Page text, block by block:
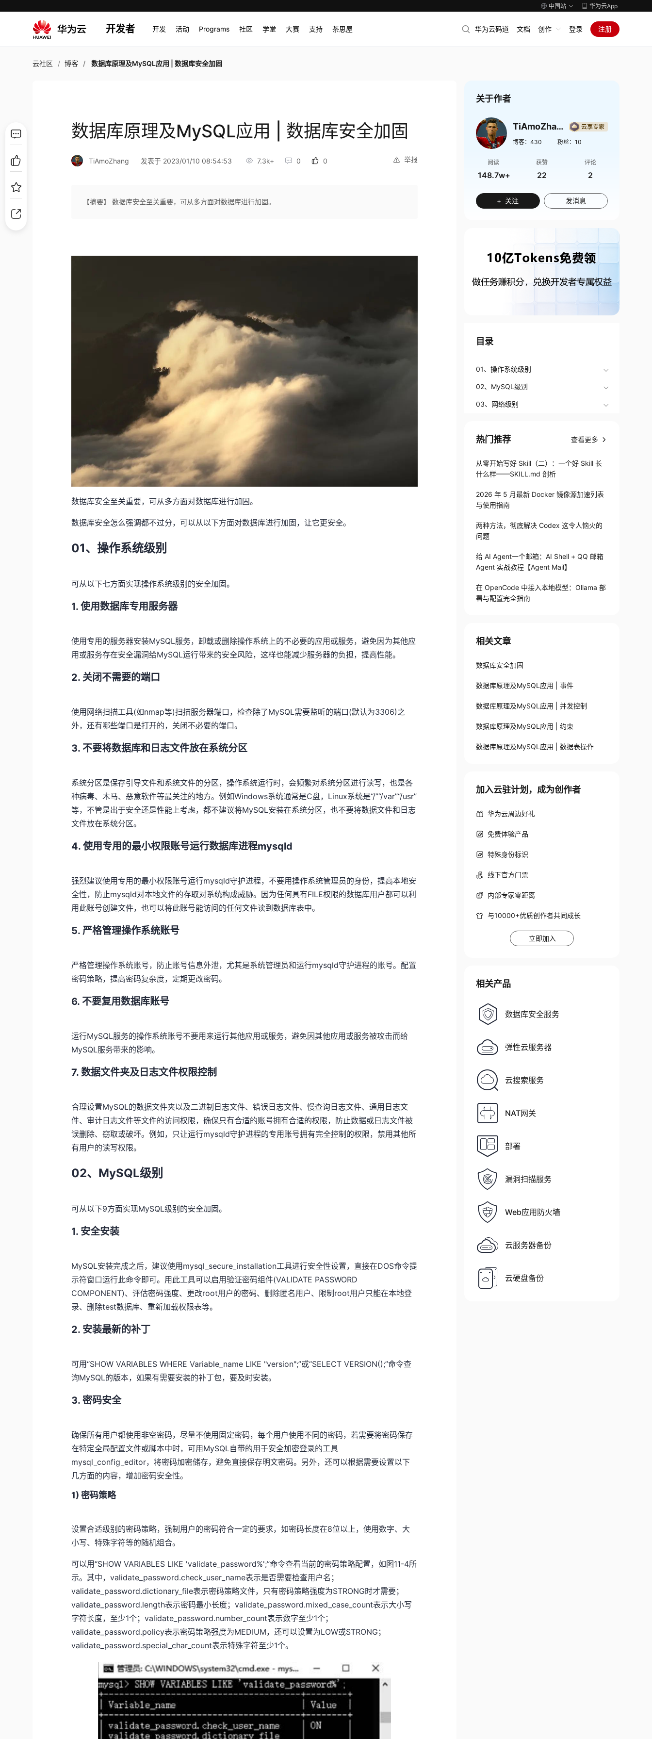
中国站 华为云App
开发者 开发 活动 Programs 社区 学堂 大赛 支持 茶思屋 华为云码道 文档 创作 登录 注册
云社区 博客 数据库原理及MySQL应用 | 数据库安全加固
数据库原理及MySQL应用 | 数据库安全加固
举报
TiAmoZhang 发表于 2023/01/10 08:54:53 7.3k+ 0 0
【摘要】 数据库安全至关重要，可从多方面对数据库进行加固。
数据库安全至关重要，可从多方面对数据库进行加固。
数据库安全怎么强调都不过分，可以从以下方面对数据库进行加固，让它更安全。
01、操作系统级别
可从以下七方面实现操作系统级别的安全加固。
1. 使用数据库专用服务器
使用专用的服务器安装MySQL服务，卸载或删除操作系统上的不必要的应用或服务，避免因为其他应
用或服务存在安全漏洞给MySQL运行带来的安全风险，这样也能减少服务器的负担，提高性能。
2. 关闭不需要的端口
使用网络扫描工具(如nmap等)扫描服务器端口，检查除了MySQL需要监听的端口(默认为3306)之
外，还有哪些端口是打开的，关闭不必要的端口。
3. 不要将数据库和日志文件放在系统分区
系统分区是保存引导文件和系统文件的分区，操作系统运行时，会频繁对系统分区进行读写，也是各
种病毒、木马、恶意软件等最关注的地方。例如Windows系统通常是C盘，Linux系统是“/”“/var”“/usr”
等，不管是出于安全还是性能上考虑，都不建议将MySQL安装在系统分区，也不要将数据文件和日志
文件放在系统分区。
4. 使用专用的最小权限账号运行数据库进程mysqld
强烈建议使用专用的最小权限账号运行mysqld守护进程，不要用操作系统管理员的身份，提高本地安
全性，防止mysqld对本地文件的存取对系统构成威胁。因为任何具有FILE权限的数据库用户都可以利
用此账号创建文件，也可以将此账号能访问的任何文件读到数据库表中。
5. 严格管理操作系统账号
严格管理操作系统账号，防止账号信息外泄，尤其是系统管理员和运行mysqld守护进程的账号。配置
密码策略，提高密码复杂度，定期更改密码。
6. 不要复用数据库账号
运行MySQL服务的操作系统账号不要用来运行其他应用或服务，避免因其他应用或服务被攻击而给
MySQL服务带来的影响。
7. 数据文件夹及日志文件权限控制
合理设置MySQL的数据文件夹以及二进制日志文件、错误日志文件、慢查询日志文件、通用日志文
件、审计日志文件等文件的访问权限，确保只有合适的账号拥有合适的权限，防止数据或日志文件被
误删除、窃取或破坏。例如，只让运行mysqld守护进程的专用账号拥有完全控制的权限，禁用其他所
有用户的读写权限。
02、MySQL级别
可从以下9方面实现MySQL级别的安全加固。
1. 安全安装
MySQL安装完成之后，建议使用mysql_secure_installation工具进行安全性设置，直接在DOS命令提
示符窗口运行此命令即可。用此工具可以启用验证密码组件(VALIDATE PASSWORD
COMPONENT)、评估密码强度、更改root用户的密码、删除匿名用户、限制root用户只能在本地登
录、删除test数据库、重新加载权限表等。
2. 安装最新的补丁
可用“SHOW VARIABLES WHERE Variable_name LIKE "version";”或“SELECT VERSION();”命令查
询MySQL的版本，如果有需要安装的补丁包，要及时安装。
3. 密码安全
确保所有用户都使用非空密码，尽量不使用固定密码，每个用户使用不同的密码，若需要将密码保存
在特定全局配置文件或脚本中时，可用MySQL自带的用于安全加密登录的工具
mysql_config_editor，将密码加密储存，避免直接保存明文密码。另外，还可以根据需要设置以下
几方面的内容，增加密码安全性。
1) 密码策略
设置合适级别的密码策略，强制用户的密码符合一定的要求，如密码长度在8位以上，使用数字、大
小写、特殊字符等的随机组合。
可以用“SHOW VARIABLES LIKE 'validate_password%';”命令查看当前的密码策略配置，如图11-4所
示。其中，validate_password.check_user_name表示是否需要检查用户名；
validate_password.dictionary_file表示密码策略文件，只有密码策略强度为STRONG时才需要；
validate_password.length表示密码最小长度；validate_password.mixed_case_count表示大小写
字符长度，至少1个；validate_password.number_count表示数字至少1个；
validate_password.policy表示密码策略强度为MEDIUM，还可以设置为LOW或STRONG；
validate_password.special_char_count表示特殊字符至少1个。
关于作者
TiAmoZhang
博客： 430 粉丝： 10
阅读
148.7w+
获赞
22
评论
2
+ 关注 发消息
目录
01、操作系统级别
02、MySQL级别
03、网络级别
热门推荐 查看更多
从零开始写好 Skill（二）：一个好 Skill 长
什么样——SKILL.md 剖析
2026 年 5 月最新 Docker 镜像源加速列表
与使用指南
两种方法，彻底解决 Codex 这令人恼火的
问题
给 AI Agent一个邮箱：AI Shell + QQ 邮箱
Agent 实战教程【Agent Mail】
在 OpenCode 中接入本地模型：Ollama 部
署与配置完全指南
相关文章
数据库安全加固
数据库原理及MySQL应用 | 事件
数据库原理及MySQL应用 | 并发控制
数据库原理及MySQL应用 | 约束
数据库原理及MySQL应用 | 数据表操作
加入云驻计划，成为创作者
华为云周边好礼
免费体验产品
特殊身份标识
线下官方门票
内部专家零距离
与10000+优质创作者共同成长
立即加入
相关产品
数据库安全服务
弹性云服务器
云搜索服务
NAT网关
部署
漏洞扫描服务
Web应用防火墙
云服务器备份
云硬盘备份